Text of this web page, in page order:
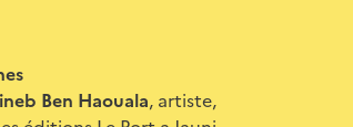
Ben Haouala, artiste,